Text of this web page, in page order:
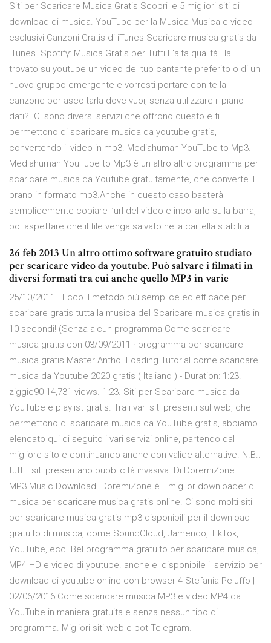
Siti per Scaricare Musica Gratis Scopri le 5 migliori siti di
download di musica. YouTube per la Musica Musica e video
esclusivi Canzoni Gratis di iTunes Scaricare musica gratis da
iTunes. Spotify: Musica Gratis per Tutti L'alta qualità Hai
trovato su youtube un video del tuo cantante preferito o di un
nuovo gruppo emergente e vorresti portare con te la
canzone per ascoltarla dove vuoi, senza utilizzare il piano
dati?. Ci sono diversi servizi che offrono questo e ti
permettono di scaricare musica da youtube gratis,
convertendo il video in mp3. Mediahuman YouTube to Mp3.
Mediahuman YouTube to Mp3 è un altro altro programma per
scaricare musica da Youtube gratuitamente, che converte il
brano in formato mp3.Anche in questo caso basterà
semplicemente copiare l’url del video e incollarlo sulla barra,
poi aspettare che il file venga salvato nella cartella stabilita.
26 feb 2013 Un altro ottimo software gratuito studiato
per scaricare video da youtube. Può salvare i filmati in
diversi formati tra cui anche quello MP3 in varie
25/10/2011 · Ecco il metodo più semplice ed efficace per
scaricare gratis tutta la musica del Scaricare musica gratis in
10 secondi! (Senza alcun programma Come scaricare
musica gratis con 03/09/2011 · programma per scaricare
musica gratis Master Antho. Loading Tutorial come scaricare
musica da Youtube 2020 gratis ( Italiano ) - Duration: 1:23.
ziggie90 14,731 views. 1:23. Siti per Scaricare musica da
YouTube e playlist gratis. Tra i vari siti presenti sul web, che
permettono di scaricare musica da YouTube gratis, abbiamo
elencato qui di seguito i vari servizi online, partendo dal
migliore sito e continuando anche con valide alternative. N.B.:
tutti i siti presentano pubblicità invasiva. Di DoremiZone –
MP3 Music Download. DoremiZone è il miglior downloader di
musica per scaricare musica gratis online. Ci sono molti siti
per scaricare musica gratis mp3 disponibili per il download
gratuito di musica, come SoundCloud, Jamendo, TikTok,
YouTube, ecc. Bel programma gratuito per scaricare musica,
MP4 HD e video di youtube. anche e' disponibile il servizio per
download di youtube online con browser 4 ‎‎Stefania Peluffo |
02/06/2016 Come scaricare musica MP3 e video MP4 da
YouTube in maniera gratuita e senza nessun tipo di
programma. Migliori siti web e bot Telegram.